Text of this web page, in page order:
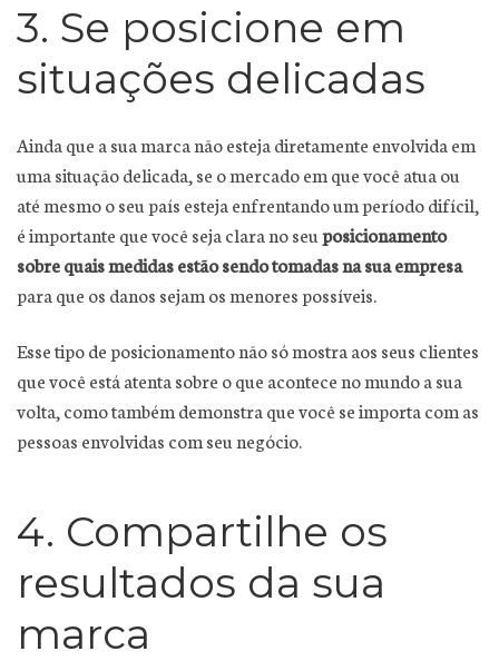
3. Se posicione em
situações delicadas
Ainda que a sua marca não esteja diretamente envolvida em
uma situação delicada, se o mercado em que você atua ou
até mesmo o seu país esteja enfrentando um período difícil,
é importante que você seja clara no seu posicionamento
sobre quais medidas estão sendo tomadas na sua empresa
para que os danos sejam os menores possíveis.
Esse tipo de posicionamento não só mostra aos seus clientes
que você está atenta sobre o que acontece no mundo a sua
volta, como também demonstra que você se importa com as
pessoas envolvidas com seu negócio.
4. Compartilhe os
resultados da sua
marca